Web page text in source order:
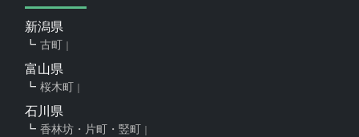
新潟県
古町
富山県
桜木町
石川県
香林坊・片町・竪町